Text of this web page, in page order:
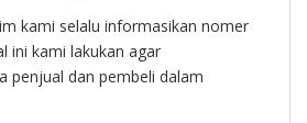
kami selalu informasikan nomer
ini kami lakukan agar
penjual dan pembeli dalam